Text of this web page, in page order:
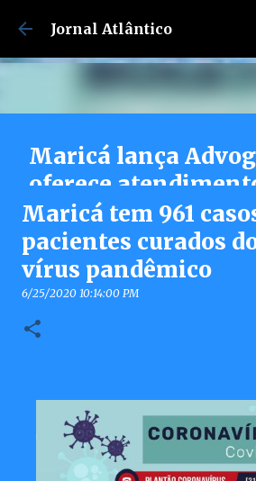
Pular para o conteúdo
Jornal Atlântico
Maricá lança
oferece
gratuito e online
moradores
7/30/2026 04:53:00 PM
0
Maricá tem 961
pacientes curados
vírus pandêmico
6/25/2020 10:14:00 PM